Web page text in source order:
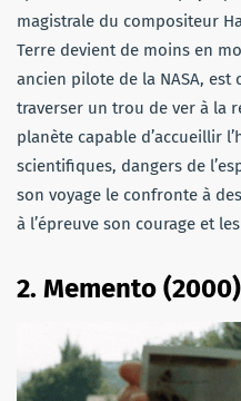
magistrale du compositeur
Terre devient de moins en
ancien pilote de la NASA, est
traverser un trou de ver à la
planète capable d’accueillir
scientifiques, dangers de
son voyage le confronte à
à l’épreuve son courage et
2. Memento (2000)